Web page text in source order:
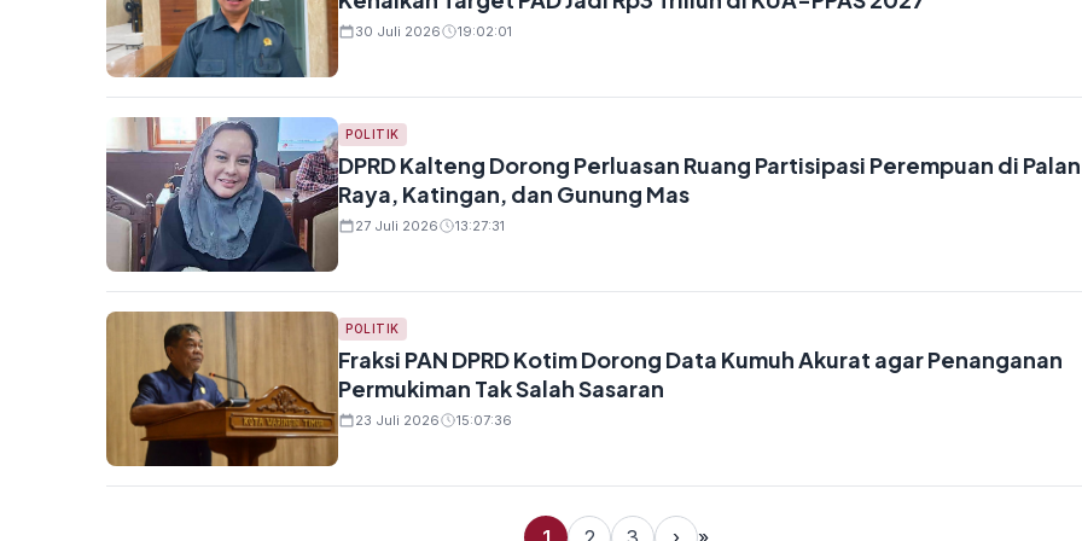
30 Juli 2026 19:02:01
POLITIK
DPRD Kalteng Dorong Perluasan Ruang Partisipasi Perempuan di
Raya, Katingan, dan Gunung Mas
27 Juli 2026 13:27:31
POLITIK
Fraksi PAN DPRD Kotim Dorong Data Kumuh Akurat agar Penanganan
Permukiman Tak Salah Sasaran
23 Juli 2026 15:07:36